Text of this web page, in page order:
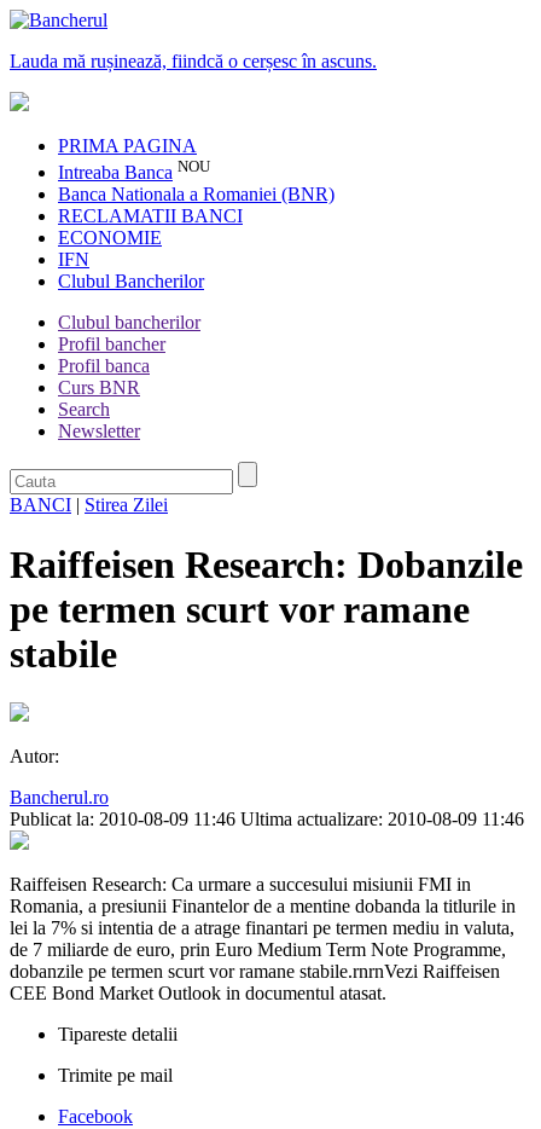
Lauda mă rușinează, fiindcă o cerșesc în ascuns.
PRIMA PAGINA
Intreaba Banca NOU
Banca Nationala a Romaniei (BNR)
RECLAMATII BANCI
ECONOMIE
IFN
Clubul Bancherilor
Clubul bancherilor
Profil bancher
Profil banca
Curs BNR
Search
Newsletter
BANCI | Stirea Zilei
Raiffeisen Research: Dobanzile
pe termen scurt vor ramane
stabile
Autor:
Bancherul.ro
Publicat la: 2010-08-09 11:46 Ultima actualizare: 2010-08-09 11:46
Raiffeisen Research: Ca urmare a succesului misiunii FMI in
Romania, a presiunii Finantelor de a mentine dobanda la titlurile in
lei la 7% si intentia de a atrage finantari pe termen mediu in valuta,
de 7 miliarde de euro, prin Euro Medium Term Note Programme,
dobanzile pe termen scurt vor ramane stabile.rnrnVezi Raiffeisen
CEE Bond Market Outlook in documentul atasat.
Tipareste detalii
Trimite pe mail
Facebook